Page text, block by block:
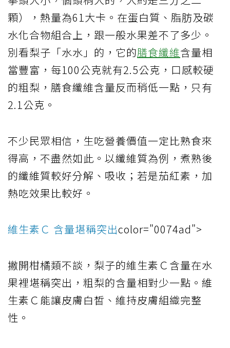
顆），熱量為61大卡。在蛋白質、脂肪及碳
水化合物組合上，跟一般水果差不了多少。
別看梨子「水水」的，它的膳食纖維含量相
當豐富，每100公克就有2.5公克，口感較硬
的粗梨，膳食纖維含量反而稍低一點，只有
2.1公克。
不少民眾相信，生吃營養價值一定比熟食來
得高，不盡然如此。以纖維質為例，煮熟後
的纖維質較好分解、吸收；若是茄紅素，加
熱吃效果比較好。
維生素Ｃ 含量堪稱突出color="0074ad">
撇開柑橘類不談，梨子的維生素Ｃ含量在水
果裡堪稱突出，粗梨的含量相對少一點。維
生素Ｃ能讓皮膚白皙、維持皮膚組織完整
性。